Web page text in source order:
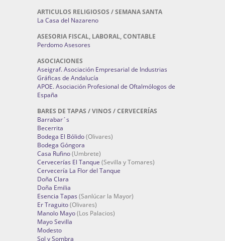
ARTICULOS RELIGIOSOS / SEMANA SANTA
La Casa del Nazareno
ASESORIA FISCAL, LABORAL, CONTABLE
Perdomo Asesores
ASOCIACIONES
Aseigraf. Asociación Empresarial de Industrias
Gráficas de Andalucía
APOE. Asociación Profesional de Oftalmólogos de
España
BARES DE TAPAS / VINOS / CERVECERÍAS
Barrabar´s
Becerrita
Bodega El Bólido(Olivares)
Bodega Góngora
Casa Rufino(Umbrete)
Cervecerías El Tanque (Sevilla y Tomares)
Cervecería La Flor del Tanque
Doña Clara
Doña Emilia
Esencia Tapas (Sanlúcar la Mayor)
Er Traguito(Olivares)
Manolo Mayo(Los Palacios)
Mayo Sevilla
Modesto
Sol y Sombra